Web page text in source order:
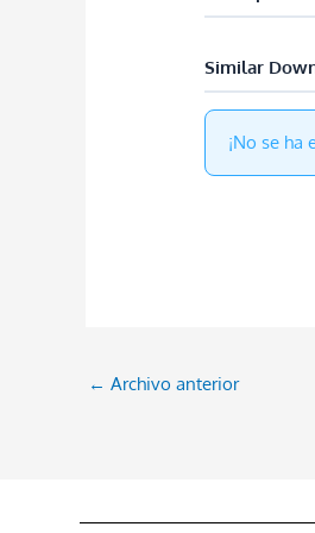
Similar
¡No se
← Archivo anterior